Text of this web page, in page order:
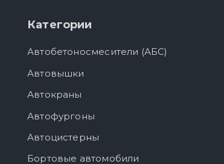
Категории
Автобетоносмесители (АБС)
Автовышки
Автокраны
Автофургоны
Автоцистерны
Бортовые автомобили